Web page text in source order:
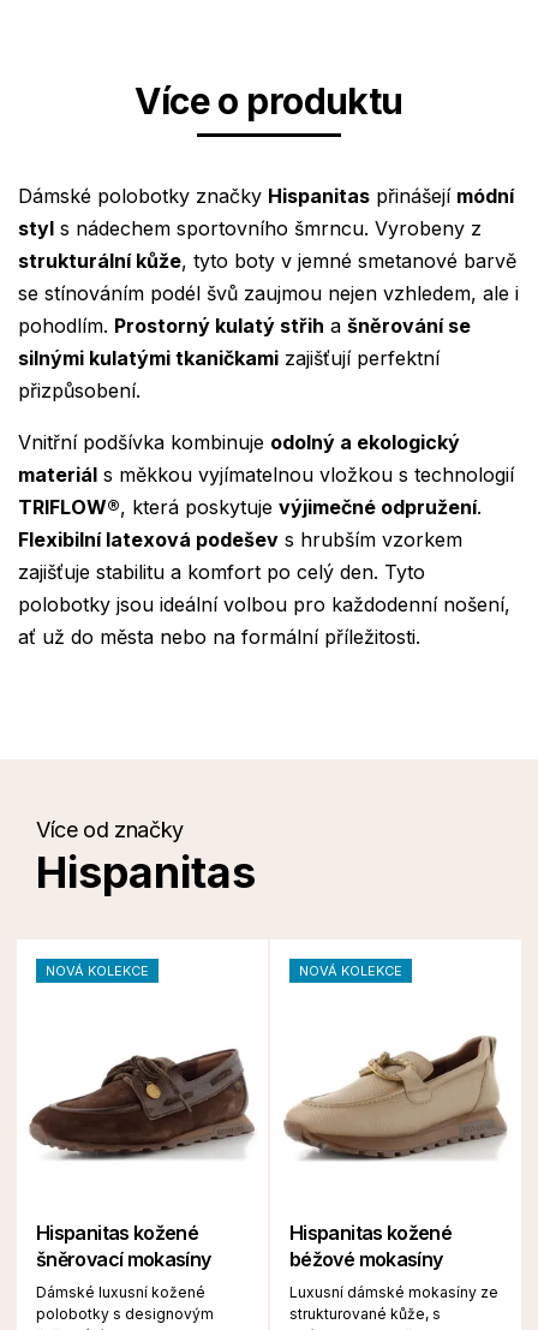
Více o produktu
Dámské polobotky značky Hispanitas přinášejí módní
styl s nádechem sportovního šmrncu. Vyrobeny z
strukturální kůže, tyto boty v jemné smetanové barvě
se stínováním podél švů zaujmou nejen vzhledem, ale i
pohodlím. Prostorný kulatý střih a šněrování se
silnými kulatými tkaničkami zajišťují perfektní
přizpůsobení.
Vnitřní podšívka kombinuje odolný a ekologický
materiál s měkkou vyjímatelnou vložkou s technologií
TRIFLOW®, která poskytuje výjimečné odpružení.
Flexibilní latexová podešev s hrubším vzorkem
zajišťuje stabilitu a komfort po celý den. Tyto
polobotky jsou ideální volbou pro každodenní nošení,
ať už do města nebo na formální příležitosti.
Více od značky
Hispanitas
NOVÁ KOLEKCE
Hispanitas kožené
šněrovací mokasíny
Dámské luxusní kožené
polobotky s designovým
NOVÁ KOLEKCE
Hispanitas kožené
béžové mokasíny
Luxusní dámské mokasíny ze
strukturované kůže, s